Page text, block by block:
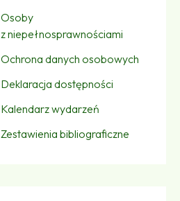
Osoby
z niepełnosprawnościami
Ochrona danych osobowych
Deklaracja dostępności
Kalendarz wydarzeń
Zestawienia bibliograficzne